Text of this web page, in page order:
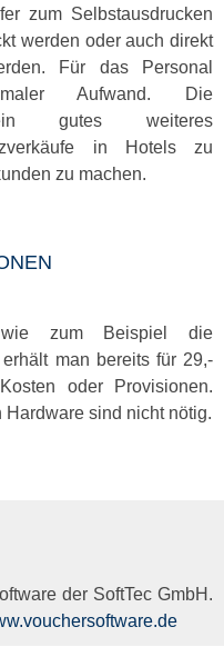
zum Selbstausdrucken
werden oder auch direkt
Für das Personal
Aufwand. Die
gutes weiteres
in Hotels zu
zu machen.
wie zum Beispiel die
man bereits für 29,-
oder Provisionen.
sind nicht nötig.
der SoftTec GmbH.